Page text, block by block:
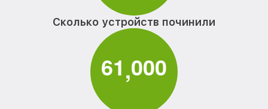
Сколько устройств починили
61,000